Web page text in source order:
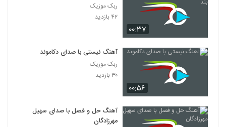
۰۰:۳۷
ربک موزیک
۴۲ بازدید
۰۰:۵۶
آهنگ نیستی با صدای دکاموند
ربک موزیک
۳۰ بازدید
آهنگ حل و فصل با صدای سهیل
مهرزادگان